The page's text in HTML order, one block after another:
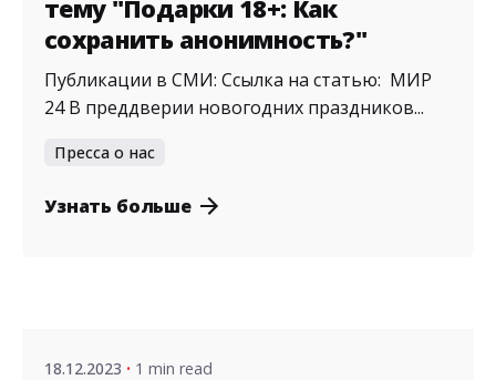
тему "Подарки 18+: Как
сохранить анонимность?"
Публикации в СМИ: Ссылка на статью: МИР
24 В преддверии новогодних праздников...
Пресса о нас
Узнать больше
18.12.2023 1 min read